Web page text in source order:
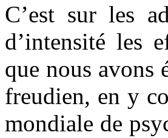
C’est sur les
d’intensité les
que nous avons
freudien, en y
mondiale de